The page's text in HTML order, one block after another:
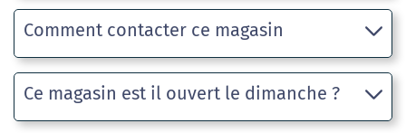
Comment contacter ce magasin
Ce magasin est il ouvert le dimanche ?